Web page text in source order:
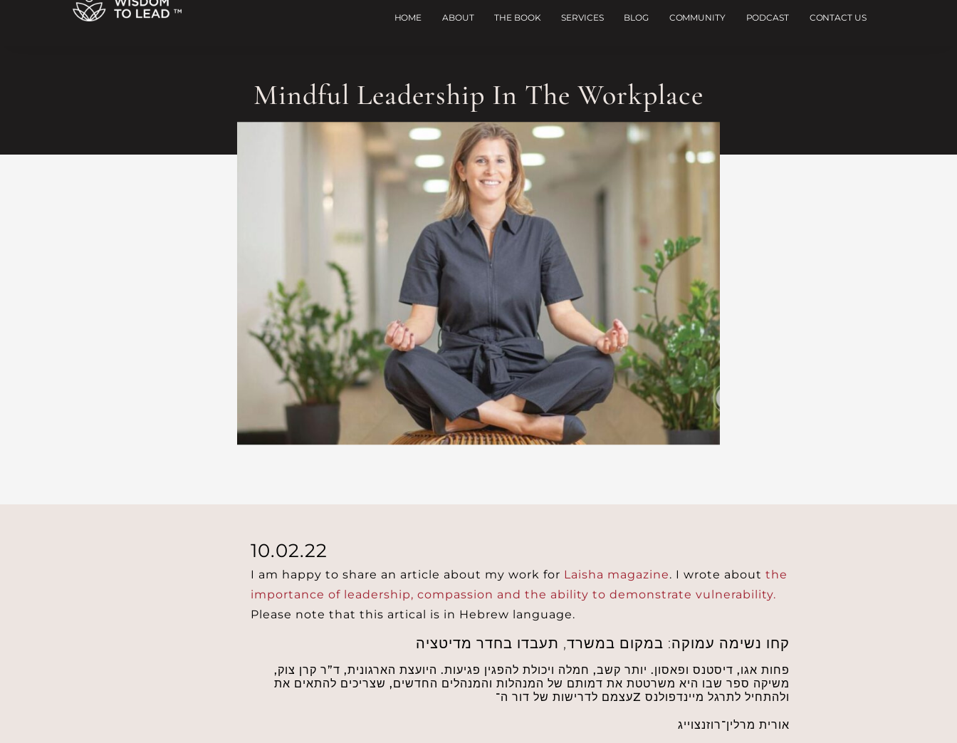
HOME ABOUT THE BOOK SERVICES BLOG COMMUNITY PODCAST CONTACT US
Mindful Leadership In The Workplace
10.02.22
I am happy to share an article about my work for Laisha magazine. I wrote aboutthe
importance of leadership, compassion and the ability to demonstrate vulnerability.
Please note that this artical is in Hebrew language.
קחו נשימה עמוקה: במקום במשרד, תעבדו בחדר מדיטציה
פחות אגו, דיסטנס ופאסון. יותר קשב, חמלה ויכולת להפגין פגיעות. היועצת הארגונית, ד”ר קרן צוק,
משיקה ספר שבו היא משרטטת את דמותם של המנהלות והמנהלים החדשים, שצריכים להתאים את
עצמם לדרישות של דור ה־Z ולהתחיל לתרגל מיינדפולנס
אורית מרלין־רוזנצוייג